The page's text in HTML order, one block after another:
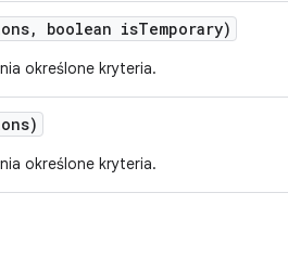
, boolean isTemporary)
określone kryteria.
określone kryteria.